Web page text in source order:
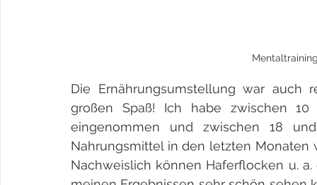
Die Ernährungsumstellung war auch
großen Spaß! Ich habe zwischen
eingenommen und zwischen 18
Nahrungsmittel in den letzten Monaten
Nachweislich können Haferflocken u.